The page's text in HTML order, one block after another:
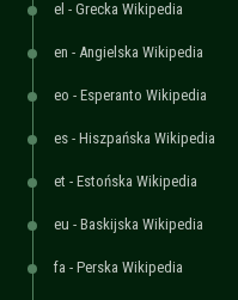
el - Grecka Wikipedia
en - Angielska Wikipedia
eo - Esperanto Wikipedia
es - Hiszpańska Wikipedia
et - Estońska Wikipedia
eu - Baskijska Wikipedia
fa - Perska Wikipedia